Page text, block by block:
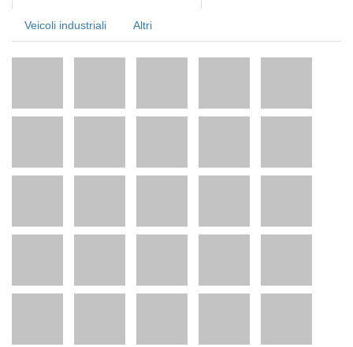
Veicoli industriali Altri